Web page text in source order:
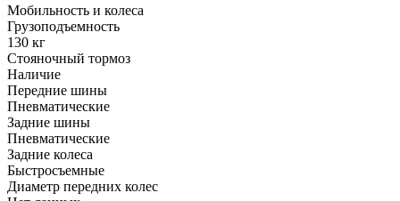
Мобильность и колеса
Грузоподъемность
130 кг
Стояночный тормоз
Наличие
Передние шины
Пневматические
Задние шины
Пневматические
Задние колеса
Быстросъемные
Диаметр передних колес